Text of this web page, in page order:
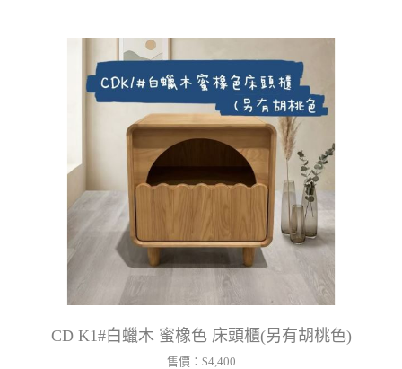
CD K1#白蠟木 蜜橡色 床頭櫃(另有胡桃色)
售價： $4,400